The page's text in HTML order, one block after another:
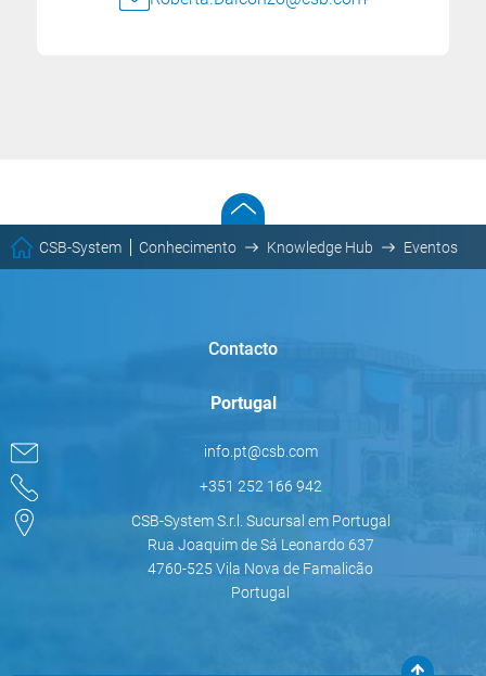
CSB-System Conhecimento Knowledge Hub Eventos
Contacto
Portugal
info.pt@csb.com
+351 252 166 942
CSB-System S.r.l. Sucursal em Portugal
Rua Joaquim de Sá Leonardo 637
4760-525 Vila Nova de Famalicão
Portugal